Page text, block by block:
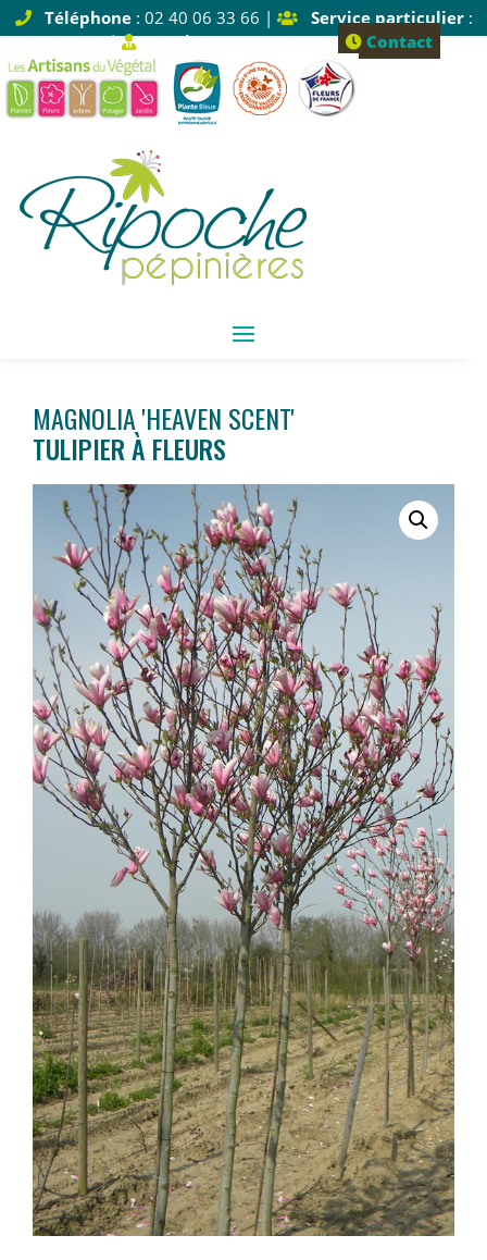
Téléphone: 02 40 06 33 66 | Service particulier:
Tapez 1 |
Service pro: Tapez 2 Contact
MAGNOLIA 'HEAVEN SCENT'
TULIPIER À FLEURS